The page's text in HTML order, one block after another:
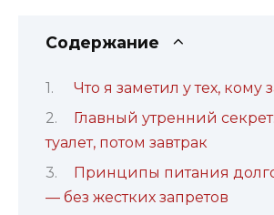
Содержание
Что я заметил у тех, кому
Главный утренний
туалет, потом завтрак
Принципы питания
— без жестких запретов